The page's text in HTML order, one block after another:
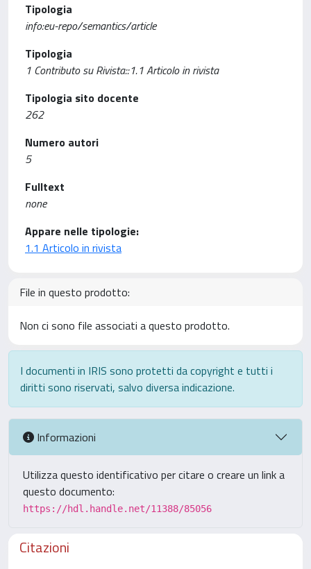
Tipologia
info:eu-repo/semantics/article
Tipologia
1 Contributo su Rivista::1.1 Articolo in rivista
Tipologia sito docente
262
Numero autori
5
Fulltext
none
Appare nelle tipologie:
1.1 Articolo in rivista
File in questo prodotto:
Non ci sono file associati a questo prodotto.
I documenti in IRIS sono protetti da copyright e tutti i
diritti sono riservati, salvo diversa indicazione.
Informazioni
Utilizza questo identificativo per citare o creare un link a
questo documento:
https://hdl.handle.net/11388/85056
Citazioni